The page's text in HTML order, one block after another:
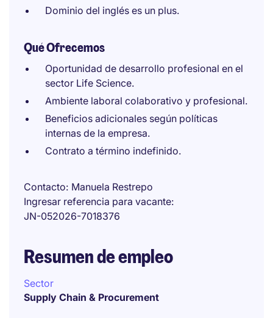
Dominio del inglés es un plus.
Qué Ofrecemos
Oportunidad de desarrollo profesional en el
sector Life Science.
Ambiente laboral colaborativo y profesional.
Beneficios adicionales según políticas
internas de la empresa.
Contrato a término indefinido.
Contacto Manuela Restrepo
Ingresar referencia para vacante
JN-052026-7018376
Resumen de empleo
Sector
Supply Chain & Procurement